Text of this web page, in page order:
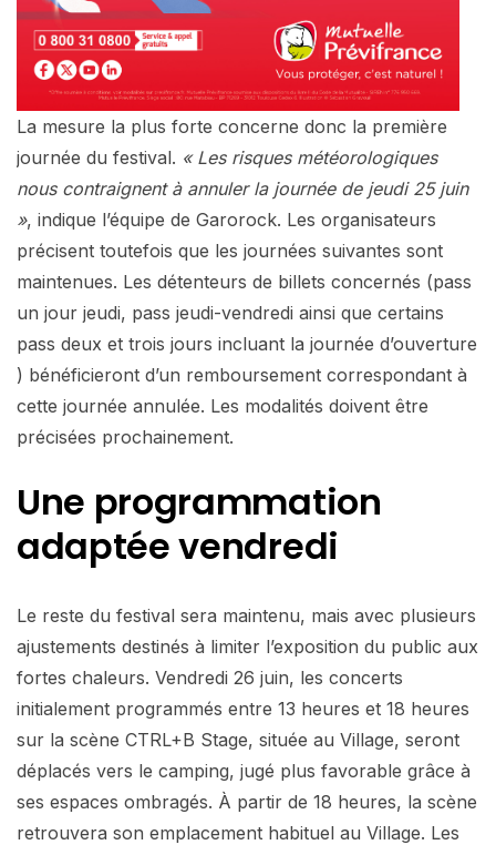
La mesure la plus forte concerne donc la première
journée du festival. « Les risques météorologiques
nous contraignent à annuler la journée de jeudi 25 juin
», indique l’équipe de Garorock. Les organisateurs
précisent toutefois que les journées suivantes sont
maintenues. Les détenteurs de billets concernés (pass
un jour jeudi, pass jeudi-vendredi ainsi que certains
pass deux et trois jours incluant la journée d’ouverture
) bénéficieront d’un remboursement correspondant à
cette journée annulée. Les modalités doivent être
précisées prochainement.
Une programmation
adaptée vendredi
Le reste du festival sera maintenu, mais avec plusieurs
ajustements destinés à limiter l’exposition du public aux
fortes chaleurs. Vendredi 26 juin, les concerts
initialement programmés entre 13 heures et 18 heures
sur la scène CTRL+B Stage, située au Village, seront
déplacés vers le camping, jugé plus favorable grâce à
ses espaces ombragés. À partir de 18 heures, la scène
retrouvera son emplacement habituel au Village. Les